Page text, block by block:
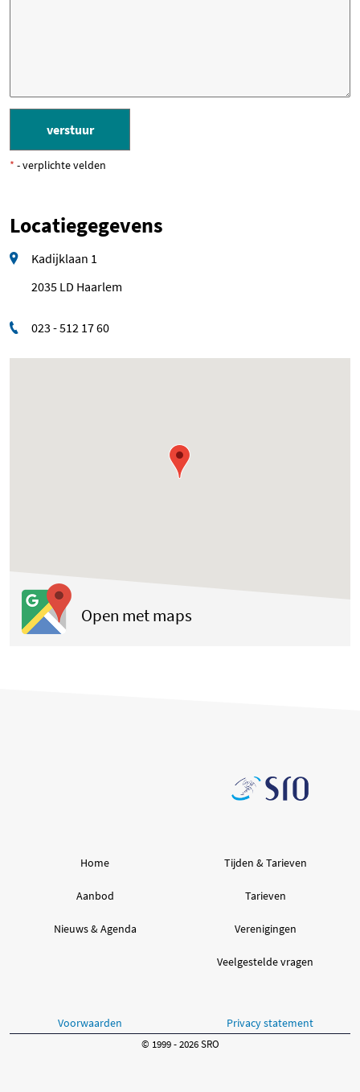
* - verplichte velden
Locatiegegevens
Kadijklaan 1
2035 LD Haarlem
023 - 512 17 60
Open met maps
Home
Aanbod
Nieuws & Agenda
Tijden & Tarieven
Tarieven
Verenigingen
Veelgestelde vragen
Voorwaarden Privacy statement
© 1999 - 2026 SRO